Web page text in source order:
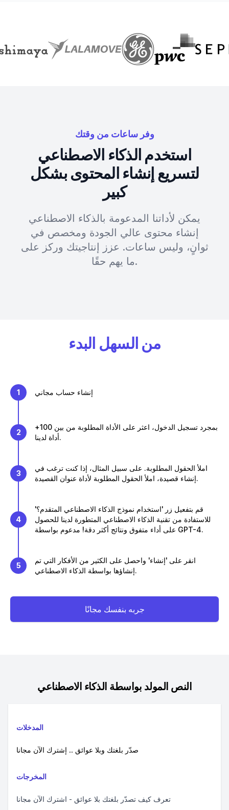
وفر ساعات من وقتك
استخدم الذكاء الاصطناعي
لتسريع إنشاء المحتوى بشكل
كبير
يمكن لأداتنا المدعومة بالذكاء الاصطناعي
إنشاء محتوى عالي الجودة ومخصص في
ثوانٍ، وليس ساعات. عزز إنتاجيتك وركز على
ما يهم حقًا.
من السهل البدء
1 إنشاء حساب مجاني
2
بمجرد تسجيل الدخول، اعثر على الأداة المطلوبة من بين 100+
أداة لدينا.
3
املأ الحقول المطلوبة. على سبيل المثال، إذا كنت ترغب في
إنشاء قصيدة، املأ الحقول المطلوبة لأداة عنوان القصيدة.
4
قم بتفعيل زر 'استخدام نموذج الذكاء الاصطناعي المتقدم؟'
للاستفادة من تقنية الذكاء الاصطناعي المتطورة لدينا للحصول
على أداء متفوق ونتائج أكثر دقة! مدعوم بواسطة GPT-4.
5
انقر على 'إنشاء' واحصل على الكثير من الأفكار التي تم
إنشاؤها بواسطة الذكاء الاصطناعي.
جربه بنفسك مجانًا
النص المولد بواسطة الذكاء الاصطناعي
المدخلات
صدّر بلغتك وبلا عوائق .. إشترك الآن مجانا
المخرجات
تعرف كيف تصدّر بلغتك بلا عوائق - اشترك الآن مجانا